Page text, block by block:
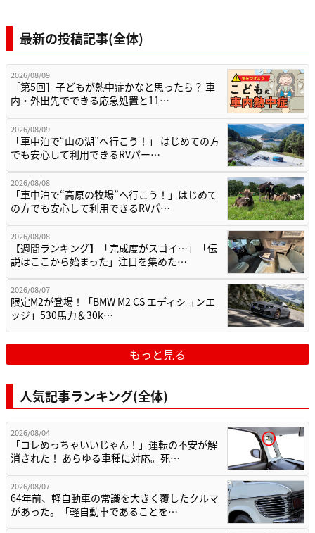
最新の投稿記事(全体)
2026/08/09
［第5回］子どもが熱中症かなと思ったら？ 車
内・外出先でできる応急処置と11…
2026/08/09
「車中泊で“山の湖”へ行こう！」 はじめての方
でも安心して利用できるRVパー…
2026/08/08
「車中泊で“高原の牧場”へ行こう！」はじめて
の方でも安心して利用できるRVパ…
2026/08/08
【週間ランキング】「完成度がスゴイ…」「伝
説はここから始まった」注目を集めた…
2026/08/07
限定M2が登場！「BMW M2 CS エディションエ
ッジ」530馬力＆30k…
もっと見る
人気記事ランキング(全体)
2026/08/04
「コレめっちゃいいじゃん！」運転の不安が解
消された！ あらゆる車種に対応。死…
2026/08/07
64年前、軽自動車の常識を大きく覆したクルマ
があった。「軽自動車であることを…